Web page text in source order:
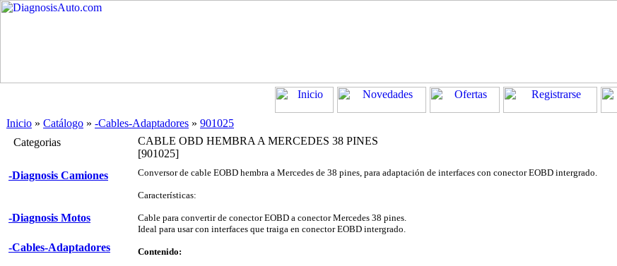
Inicio » Catálogo » -Cables-Adaptadores » 901025
Categorias
-Diagnosis Camiones
-Diagnosis Motos
-Cables-Adaptadores
CABLE OBD HEMBRA A MERCEDES 38 PINES
[901025]
Conversor de cable EOBD hembra a Mercedes de 38 pines, para adaptación de interfaces con conector EOBD intergrado.
Características:
Cable para convertir de conector EOBD a conector Mercedes 38 pines.
Ideal para usar con interfaces que traiga en conector EOBD intergrado.
Contenido: